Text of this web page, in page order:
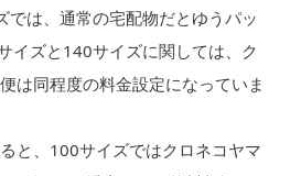
は、通常の宅配物だとゆうパッ
イズと140サイズに関しては、ク
は同程度の料金設定になっていま
と、100サイズではクロネコヤマ